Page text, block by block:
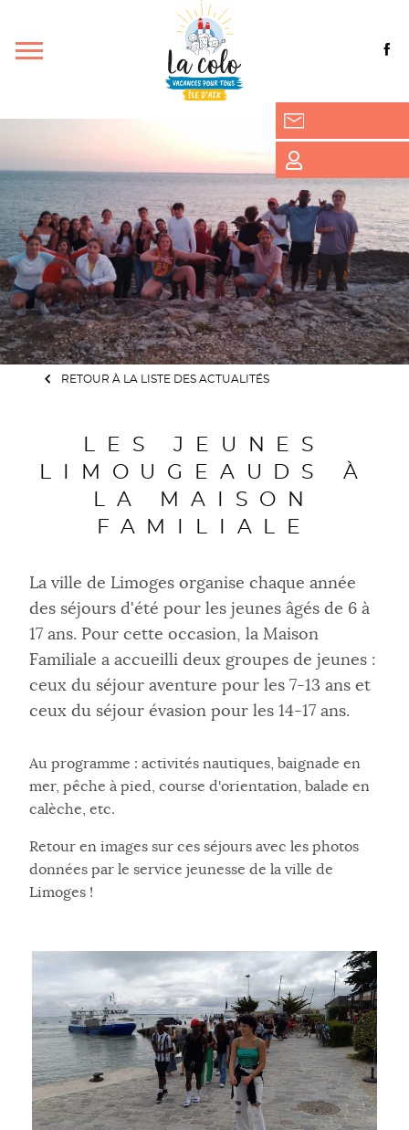
RETOUR À LA LISTE DES ACTUALITÉS
LES JEUNES
LIMOUGEAUDS À
LA MAISON
FAMILIALE
La ville de Limoges organise chaque année
des séjours d'été pour les jeunes âgés de 6 à
17 ans. Pour cette occasion, la Maison
Familiale a accueilli deux groupes de jeunes :
ceux du séjour aventure pour les 7-13 ans et
ceux du séjour évasion pour les 14-17 ans.
Au programme : activités nautiques, baignade en
mer, pêche à pied, course d'orientation, balade en
calèche, etc.
Retour en images sur ces séjours avec les photos
données par le service jeunesse de la ville de
Limoges !